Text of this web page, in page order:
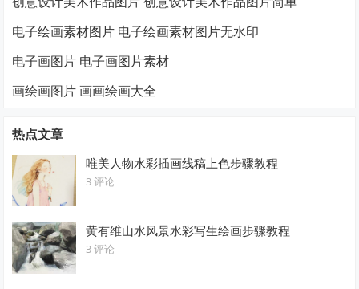
电子绘画素材图片 电子绘画素材图片无水印
电子画图片 电子画图片素材
画绘画图片 画画绘画大全
热点文章
唯美人物水彩插画线稿上色步骤教程
3 评论
黄有维山水风景水彩写生绘画步骤教程
3 评论